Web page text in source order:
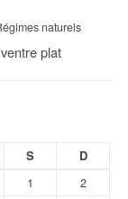
naturels
ventre plat
S D
1
2